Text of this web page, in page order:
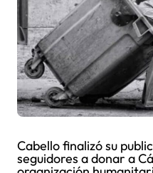
Cabello finalizó su
seguidores a donar a